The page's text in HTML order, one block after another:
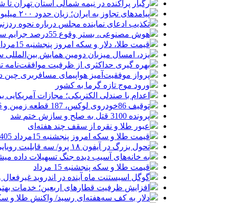
رگبار پراکنده در نیمه شمالی استان تهران تا
پیامدهای تجاوز به ایران؛ زیان حدود ۲۰۰ میلیون یورویی شرکت هواپیمایی مجارستان
تکذیب ادعای نماینده مجلس درباره نحوه
هوش مصنوعی، بستر وقوع 55درصد جرایم سایبری آفریقاست
قیمت طلا، دلار و سکه امروز پنجشنبه 15مرداد/ افزایش قیمت ها + جدول
یزد، امسال میزبان دومین همایش بین‌المللی
بهره گیری حداکثری از ظرفیت موافقت‌نامه
پرواز موفقیت‌آمیز هواپیمای مسافربری چین
ورود موج تازه گرما به کشور
اعدام با صندلی الکتریکی؛ مجازات
توقیف 86خودروی لوکس، 187 قطعه زمین و 86 آپارتمان تراستی‌ها
پرونده 3100 قتل به صلح و سازش ختم شد
عبور طلا و نقره از سقف چند هفته‌ای
قیمت طلا و سکه امروز پنجشنبه 15مرداد 1405/ افزایش همه قیمت ها + جدول
تحول بزرگ در آیفون ۱۸ پرو/ سه قابلیت رویایی که بالاخره به حقیقت می‌پیوندند
به خانه‌های آسیب دیده جنگ تسهیلات داده
قیمت طلا و سکه پنجشنبه 15 مرداد
گوگل اسیستنت ماه آینده در اندروید
افزایش ظرفیت قطارهای اربعین؛ خدمات
دلار به کف سه‌هفته‌ای رسید/ واکنش طلا و